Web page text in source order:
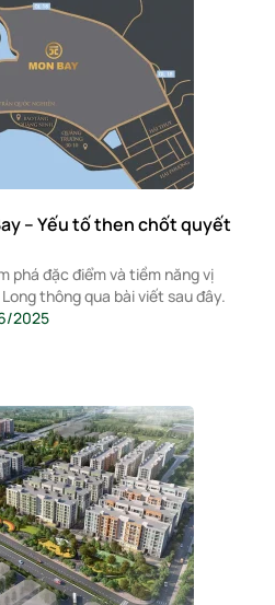
– Yếu tố then chốt quyết
phá đặc điểm và tiềm năng vị
thông qua bài viết sau đây.
2025